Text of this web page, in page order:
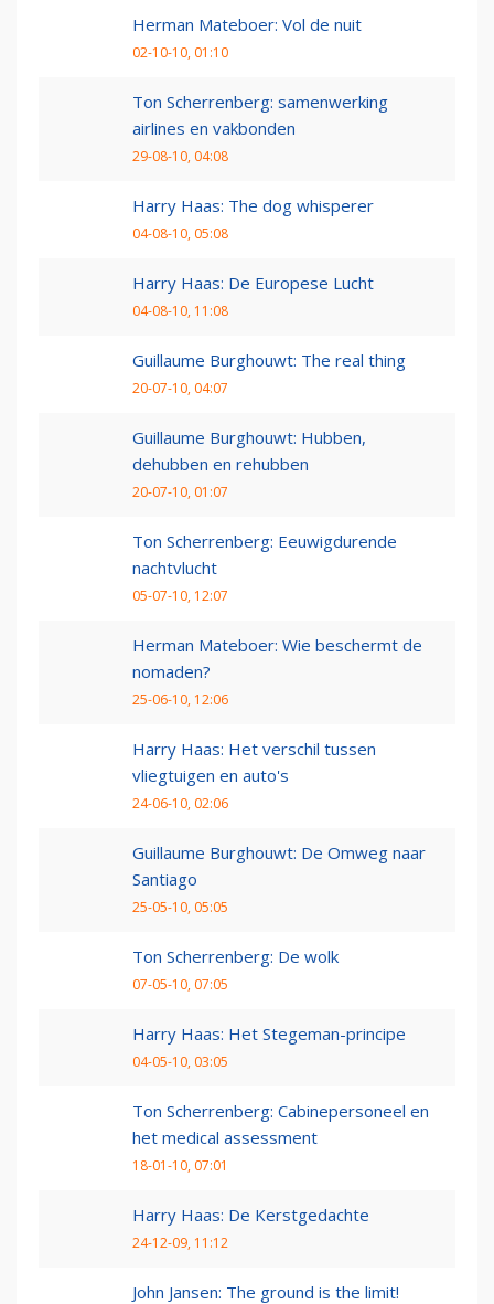
Herman Mateboer: Vol de nuit
02-10-10, 01:10
Ton Scherrenberg: samenwerking
airlines en vakbonden
29-08-10, 04:08
Harry Haas: The dog whisperer
04-08-10, 05:08
Harry Haas: De Europese Lucht
04-08-10, 11:08
Guillaume Burghouwt: The real thing
20-07-10, 04:07
Guillaume Burghouwt: Hubben,
dehubben en rehubben
20-07-10, 01:07
Ton Scherrenberg: Eeuwigdurende
nachtvlucht
05-07-10, 12:07
Herman Mateboer: Wie beschermt de
nomaden?
25-06-10, 12:06
Harry Haas: Het verschil tussen
vliegtuigen en auto's
24-06-10, 02:06
Guillaume Burghouwt: De Omweg naar
Santiago
25-05-10, 05:05
Ton Scherrenberg: De wolk
07-05-10, 07:05
Harry Haas: Het Stegeman-principe
04-05-10, 03:05
Ton Scherrenberg: Cabinepersoneel en
het medical assessment
18-01-10, 07:01
Harry Haas: De Kerstgedachte
24-12-09, 11:12
John Jansen: The ground is the limit!